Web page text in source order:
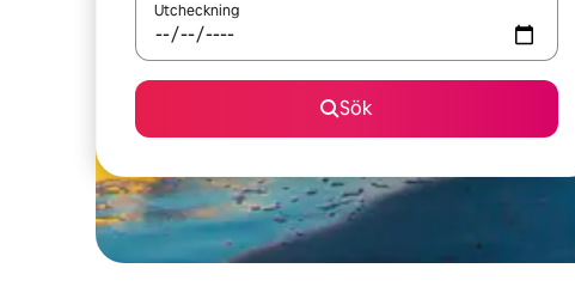
Utcheckning
Sök